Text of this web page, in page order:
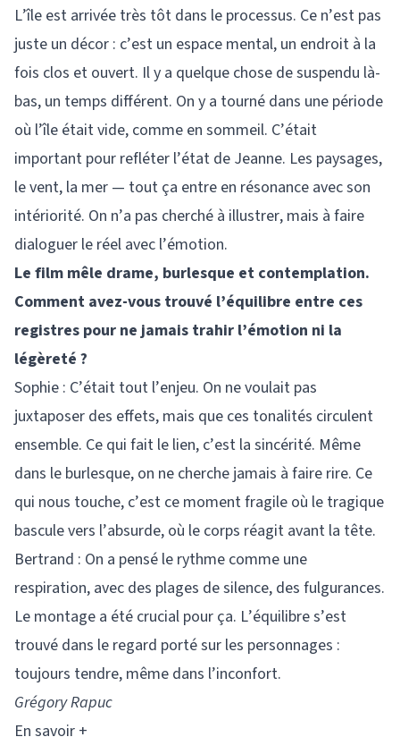
L’île est arrivée très tôt dans le processus. Ce n’est pas
juste un décor : c’est un espace mental, un endroit à la
fois clos et ouvert. Il y a quelque chose de suspendu là-
bas, un temps différent. On y a tourné dans une période
où l’île était vide, comme en sommeil. C’était
important pour refléter l’état de Jeanne. Les paysages,
le vent, la mer — tout ça entre en résonance avec son
intériorité. On n’a pas cherché à illustrer, mais à faire
dialoguer le réel avec l’émotion.
Le film mêle drame, burlesque et contemplation.
Comment avez-vous trouvé l’équilibre entre ces
registres pour ne jamais trahir l’émotion ni la
légèreté ?
Sophie : C’était tout l’enjeu. On ne voulait pas
juxtaposer des effets, mais que ces tonalités circulent
ensemble. Ce qui fait le lien, c’est la sincérité. Même
dans le burlesque, on ne cherche jamais à faire rire. Ce
qui nous touche, c’est ce moment fragile où le tragique
bascule vers l’absurde, où le corps réagit avant la tête.
Bertrand : On a pensé le rythme comme une
respiration, avec des plages de silence, des fulgurances.
Le montage a été crucial pour ça. L’équilibre s’est
trouvé dans le regard porté sur les personnages :
toujours tendre, même dans l’inconfort.
Grégory Rapuc
En savoir +